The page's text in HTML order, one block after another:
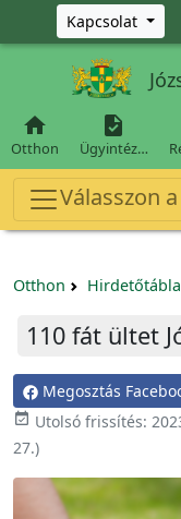
Ugrás a fő tartalomra
Kapcsolat

Otthon

Ügyintéz…
Válasszon
Otthon Hirdetőtábla
110 fát ültet
Megosztás
 Utolsó frissítés:
27.)